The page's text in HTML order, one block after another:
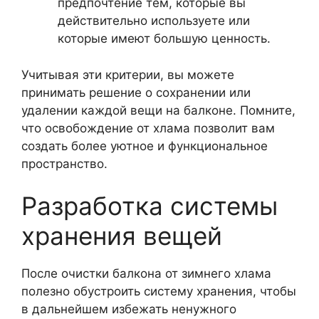
предпочтение тем, которые вы
действительно используете или
которые имеют большую ценность.
Учитывая эти критерии, вы можете
принимать решение о сохранении или
удалении каждой вещи на балконе. Помните,
что освобождение от хлама позволит вам
создать более уютное и функциональное
пространство.
Разработка системы
хранения вещей
После очистки балкона от зимнего хлама
полезно обустроить систему хранения, чтобы
в дальнейшем избежать ненужного